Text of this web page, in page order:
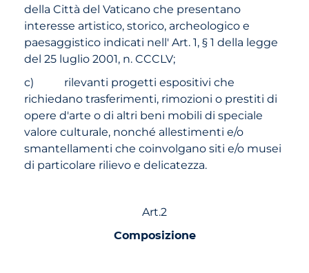
della Città del Vaticano che presentano
interesse artistico, storico, archeologico e
paesaggistico indicati nell' Art. 1, § 1 della legge
del 25 luglio 2001, n. CCCLV;
c) rilevanti progetti espositivi che
richiedano trasferimenti, rimozioni o prestiti di
opere d'arte o di altri beni mobili di speciale
valore culturale, nonché allestimenti e/o
smantellamenti che coinvolgano siti e/o musei
di particolare rilievo e delicatezza.
Art.2
Composizione